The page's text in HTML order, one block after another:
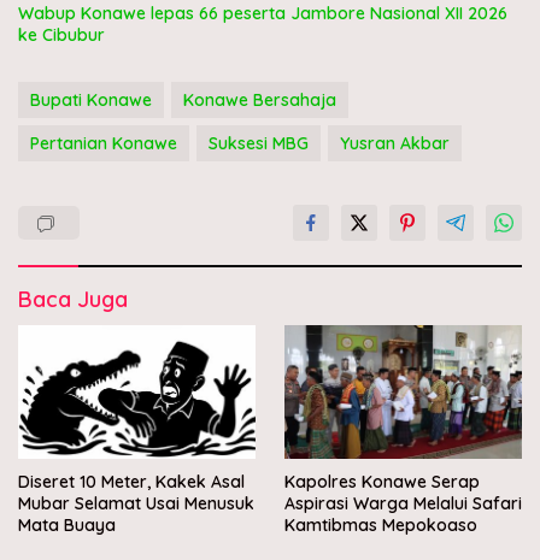
Wabup Konawe lepas 66 peserta Jambore Nasional XII 2026
ke Cibubur
Bupati Konawe
Konawe Bersahaja
Pertanian Konawe
Suksesi MBG Yusran Akbar
Baca Juga
Diseret 10 Meter, Kakek Asal
Mubar Selamat Usai Menusuk
Mata Buaya
Kapolres Konawe Serap
Aspirasi Warga Melalui Safari
Kamtibmas Mepokoaso